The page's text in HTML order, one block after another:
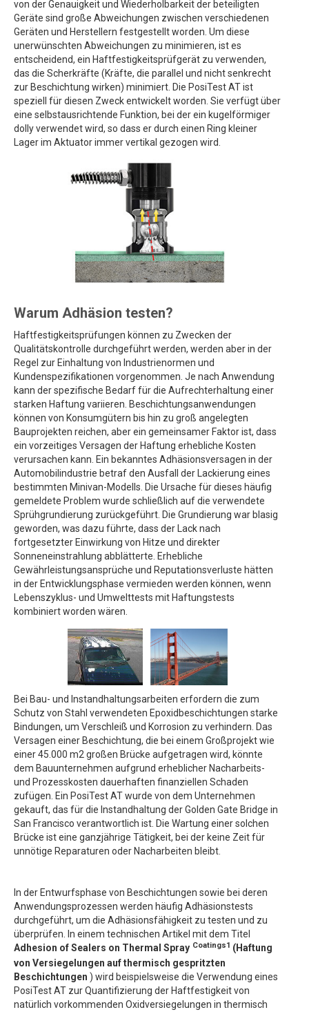
von der Genauigkeit und Wiederholbarkeit der beteiligten
Geräte sind große Abweichungen zwischen verschiedenen
Geräten und Herstellern festgestellt worden. Um diese
unerwünschten Abweichungen zu minimieren, ist es
entscheidend, ein Haftfestigkeitsprüfgerät zu verwenden,
das die Scherkräfte (Kräfte, die parallel und nicht senkrecht
zur Beschichtung wirken) minimiert. Die PosiTest AT ist
speziell für diesen Zweck entwickelt worden. Sie verfügt über
eine selbstausrichtende Funktion, bei der ein kugelförmiger
dolly verwendet wird, so dass er durch einen Ring kleiner
Lager im Aktuator immer vertikal gezogen wird.
Warum Adhäsion testen?
Haftfestigkeitsprüfungen können zu Zwecken der
Qualitätskontrolle durchgeführt werden, werden aber in der
Regel zur Einhaltung von Industrienormen und
Kundenspezifikationen vorgenommen. Je nach Anwendung
kann der spezifische Bedarf für die Aufrechterhaltung einer
starken Haftung variieren. Beschichtungsanwendungen
können von Konsumgütern bis hin zu groß angelegten
Bauprojekten reichen, aber ein gemeinsamer Faktor ist, dass
ein vorzeitiges Versagen der Haftung erhebliche Kosten
verursachen kann. Ein bekanntes Adhäsionsversagen in der
Automobilindustrie betraf den Ausfall der Lackierung eines
bestimmten Minivan-Modells. Die Ursache für dieses häufig
gemeldete Problem wurde schließlich auf die verwendete
Sprühgrundierung zurückgeführt. Die Grundierung war blasig
geworden, was dazu führte, dass der Lack nach
fortgesetzter Einwirkung von Hitze und direkter
Sonneneinstrahlung abblätterte. Erhebliche
Gewährleistungsansprüche und Reputationsverluste hätten
in der Entwicklungsphase vermieden werden können, wenn
Lebenszyklus- und Umwelttests mit Haftungstests
kombiniert worden wären.
Bei Bau- und Instandhaltungsarbeiten erfordern die zum
Schutz von Stahl verwendeten Epoxidbeschichtungen starke
Bindungen, um Verschleiß und Korrosion zu verhindern. Das
Versagen einer Beschichtung, die bei einem Großprojekt wie
einer 45.000 m2 großen Brücke aufgetragen wird, könnte
dem Bauunternehmen aufgrund erheblicher Nacharbeits-
und Prozesskosten dauerhaften finanziellen Schaden
zufügen. Ein PosiTest AT wurde von dem Unternehmen
gekauft, das für die Instandhaltung der Golden Gate Bridge in
San Francisco verantwortlich ist. Die Wartung einer solchen
Brücke ist eine ganzjährige Tätigkeit, bei der keine Zeit für
unnötige Reparaturen oder Nacharbeiten bleibt.
In der Entwurfsphase von Beschichtungen sowie bei deren
Anwendungsprozessen werden häufig Adhäsionstests
durchgeführt, um die Adhäsionsfähigkeit zu testen und zu
überprüfen. In einem technischen Artikel mit dem Titel
Adhesion of Sealers on Thermal Spray Coatings1 (Haftung
von Versiegelungen auf thermisch gespritzten
Beschichtungen ) wird beispielsweise die Verwendung eines
PosiTest AT zur Quantifizierung der Haftfestigkeit von
natürlich vorkommenden Oxidversiegelungen in thermisch